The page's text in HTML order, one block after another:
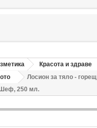
Красота и здраве
Лосион за тяло - горещ
250 мл.